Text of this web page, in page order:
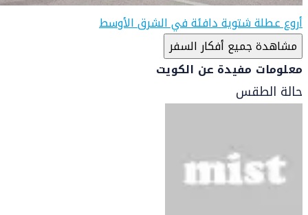
أروع عطلة شتوية دافئة في الشرق الأوسط
مشاهدة جميع أفكار السفر
معلومات مفيدة عن الكويت
حالة الطقس